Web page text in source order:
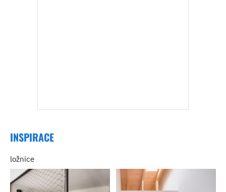
INSPIRACE
ložnice